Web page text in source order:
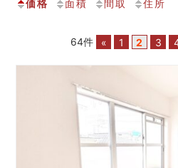
ら
く
ベ
ン
価格 面積 間取 住所
64件 « 1 2 3